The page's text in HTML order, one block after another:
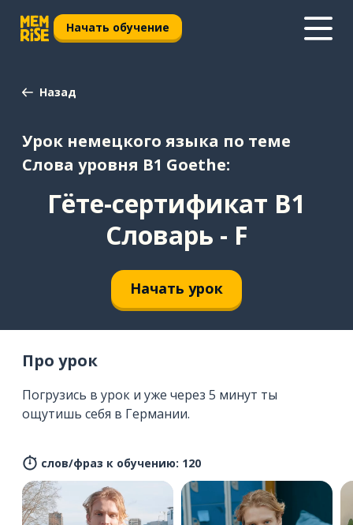
Начать обучение
Назад
Урок немецкого языка по теме
Cлова уровня B1 Goethe:
Гёте-сертификат B1
Словарь - F
Начать урок
Про урок
Погрузись в урок и уже через 5 минут ты
ощутишь себя в Германии.
слов/фраз к обучению: 120